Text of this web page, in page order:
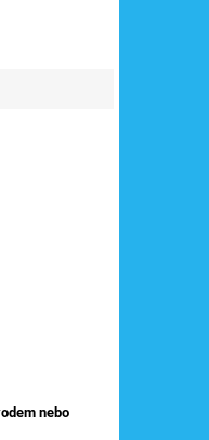
nebo